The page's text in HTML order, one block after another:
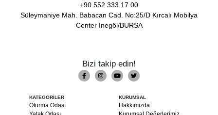
+90 552 333 17 00
Süleymaniye Mah. Babacan Cad. No:25/D Kırcalı Mobilya
Center İnegöl/BURSA
Bizi takip edin!
KATEGORİLER
Oturma Odası
KURUMSAL
Hakkımızda